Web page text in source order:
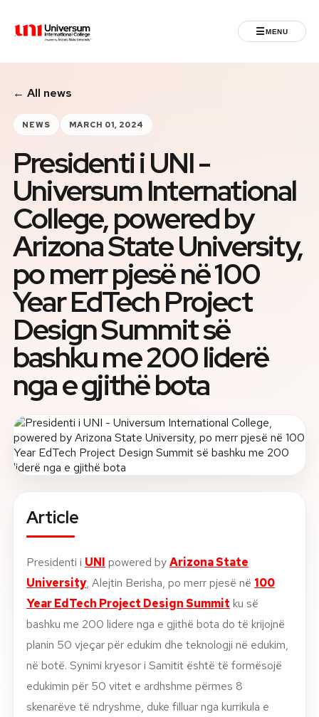
Universum University ☰MENU
MENU
Home
Admissions
Programs
Student Life
International
Powered by ASU
About
News
Contact
LANGUAGE
EN
AL Apply Now Request Info
UMS Staff
← All news
NEWS MARCH 01, 2024
Presidenti i UNI -
Universum International
College, powered by
Arizona State University,
po merr pjesë në 100
Year EdTech Project
Design Summit së
bashku me 200 liderë
nga e gjithë bota
Article
Presidenti i UNI powered byArizona State
University, Alejtin Berisha, po merr pjesë në 100
Year EdTech Project Design Summit ku së
bashku me 200 lidere nga e gjithë bota do të krijojnë
planin 50 vjeçar për edukim dhe teknologji në edukim,
në botë. Synimi kryesor i Samitit është të formësojë
edukimin për 50 vitet e ardhshme përmes 8
skenarëve të ndryshme, duke filluar nga kurrikula e